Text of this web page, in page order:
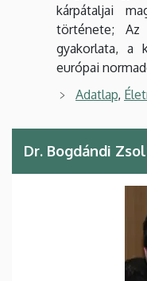
kárpátaljai
története; Az
gyakorlata, a
európai
Adatlap,
Dr. Bogdándi